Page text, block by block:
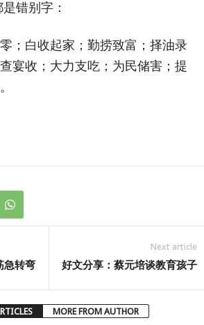
错别字：
；白收起家；勤捞致富；择油录
宴收；大力支吃；为民储害；提
急转弯
Next article
好文分享：蔡元培谈教育孩子
MORE FROM AUTHOR